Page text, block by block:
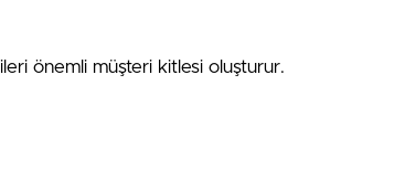
önemli müşteri kitlesi oluşturur.